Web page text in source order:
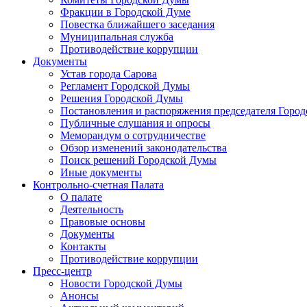
Фракции в Городской Думе
Повестка ближайшего заседания
Муниципальная служба
Противодействие коррупции
Документы
Устав города Сарова
Регламент Городской Думы
Решения Городской Думы
Постановления и распоряжения председателя
Публичные слушания и опросы
Меморандум о сотрудничестве
Обзор изменений законодательства
Поиск решений Городской Думы
Иные документы
Контрольно-счетная Палата
О палате
Деятельность
Правовые основы
Документы
Контакты
Противодействие коррупции
Пресс-центр
Новости Городской Думы
Анонсы